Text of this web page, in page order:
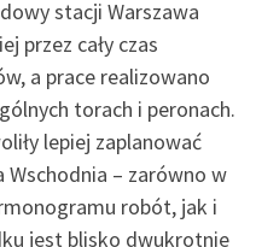
stacji Warszawa
przez cały czas
a prace realizowano
torach i peronach.
lepiej zaplanować
– zarówno w
robót, jak i
jest blisko dwukrotnie